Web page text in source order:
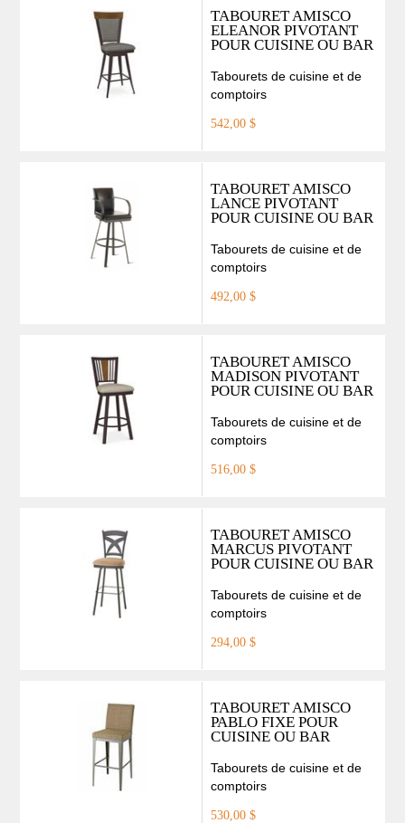
TABOURET AMISCO
ELEANOR PIVOTANT
POUR CUISINE OU BAR
Tabourets de cuisine et de
comptoirs
542,00 $
TABOURET AMISCO
LANCE PIVOTANT
POUR CUISINE OU BAR
Tabourets de cuisine et de
comptoirs
492,00 $
TABOURET AMISCO
MADISON PIVOTANT
POUR CUISINE OU BAR
Tabourets de cuisine et de
comptoirs
516,00 $
TABOURET AMISCO
MARCUS PIVOTANT
POUR CUISINE OU BAR
Tabourets de cuisine et de
comptoirs
294,00 $
TABOURET AMISCO
PABLO FIXE POUR
CUISINE OU BAR
Tabourets de cuisine et de
comptoirs
530,00 $